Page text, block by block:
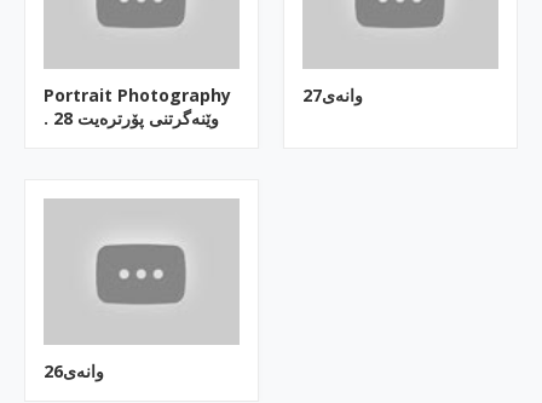
Portrait Photography
. وێنه‌گرتنی پۆرتره‌یت 28
وانه‌ی27
وانه‌ی26